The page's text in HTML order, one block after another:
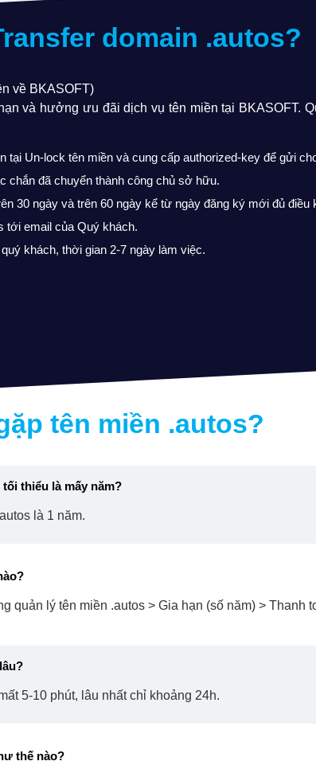
domain .autos?
về BKASOFT)
và hưởng ưu đãi dịch vụ tên miền tại BKASOFT.
tại Un-lock tên miền và cung cấp authorized-key để gửi
chắn đã chuyển thành công chủ sở hữu.
30 ngày và trên 60 ngày kể từ ngày đăng ký mới đủ điều
tới email của Quý khách.
khách, thời gian 2-7 ngày làm việc.
tên miền .autos?
tối thiểu là mấy năm?
là 1 năm.
quản lý tên miền .autos > Gia hạn (số năm) > Thanh
5-10 phút, lâu nhất chỉ khoảng 24h.
thế nào?